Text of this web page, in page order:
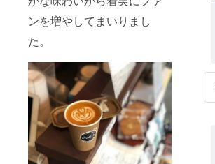
ンを増やしてまいりまし
た。